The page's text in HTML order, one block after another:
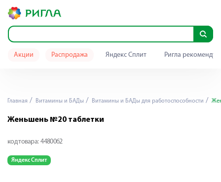
Акции Распродажа Яндекс Сплит Ригла
Главная Витамины и БАДы Витамины и БАДы для работоспособности
Женьшень №20 таблетки
код товара: 4480062
Яндекс Сплит